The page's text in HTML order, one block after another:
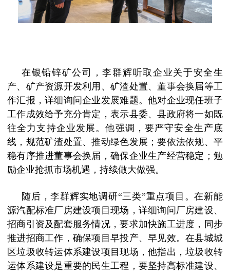
在银铅锌矿公司，李群辉听取企业关于安全生
产、矿产资源开发利用、矿渣处置、董事会换届等工
作汇报，详细询问企业发展难题。他对企业现任班子
工作成效给予充分肯定，表示县委、县政府将一如既
往全力支持企业发展。他强调，要严守安全生产底
线，规范矿渣处置、推动绿色发展；要依法依规、平
稳有序推进董事会换届，确保企业生产经营稳定；勉
励企业抢抓市场机遇，持续做大做强。
随后，李群辉实地调研“三类”重点项目。在新能
源汽配标准厂房建设项目现场，详细询问厂房建设、
招商引资及配套服务情况，要求加快施工进度，同步
推进招商工作，确保项目早投产、早见效。在县城城
区垃圾收转运体系建设项目现场，他指出，垃圾收转
运体系建设是重要的民生工程，要坚持高标准建设、